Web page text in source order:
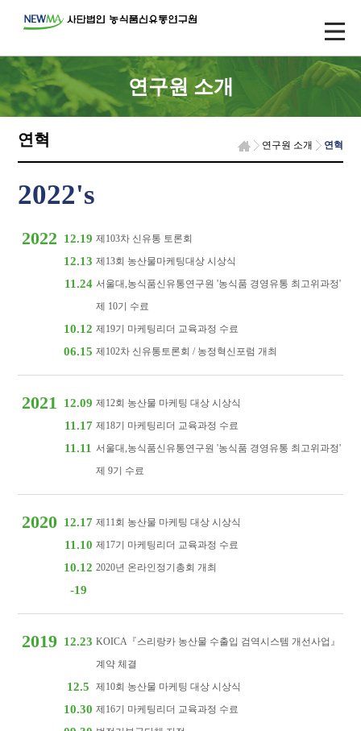
연구원 소개
연혁 연구원 소개 연혁
2022's
2022 12.19 제103차 신유통 토론회
12.13 제13회 농산물마케팅대상 시상식
11.24 서울대,농식품신유통연구원 '농식품 경영유통 최고위과정'
제 10기 수료
10.12 제19기 마케팅리더 교육과정 수료
06.15 제102차 신유통토론회 / 농정혁신포럼 개최
2021 12.09 제12회 농산물 마케팅 대상 시상식
11.17 제18기 마케팅리더 교육과정 수료
11.11
서울대,농식품신유통연구원 '농식품 경영유통 최고위과정'
제 9기 수료
2020 12.17 제11회 농산물 마케팅 대상 시상식
11.10 제17기 마케팅리더 교육과정 수료
10.12
-19
2020년 온라인정기총회 개최
2019 12.23 KOICA『스리랑카 농산물 수출입 검역시스템 개선사업』
계약 체결
12.5 제10회 농산물 마케팅 대상 시상식
10.30 제16기 마케팅리더 교육과정 수료